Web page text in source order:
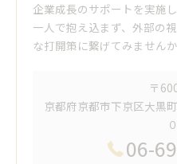
企業成長のサポートを実施
一人で抱え込まず、外部の
な打開策に繋げてみませんか
〒
京都府京都市下京区大黒
06-